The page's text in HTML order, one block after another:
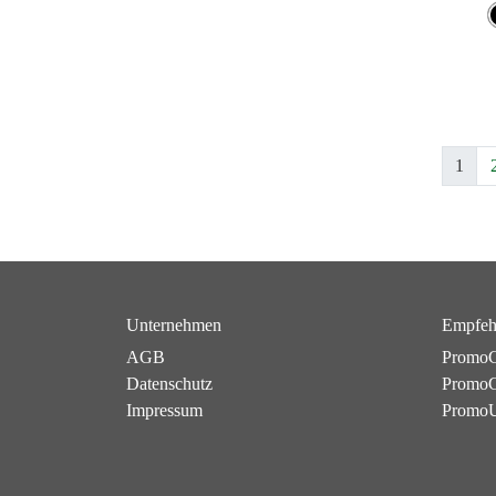
1
Unternehmen
AGB
Datenschutz
Impressum